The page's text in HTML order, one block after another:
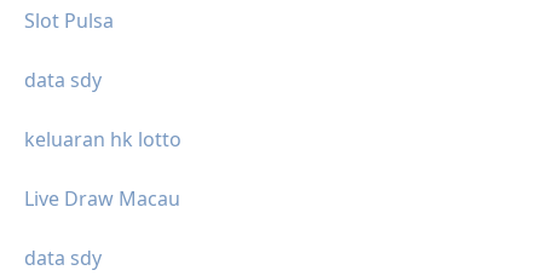
Slot Pulsa
data sdy
keluaran hk lotto
Live Draw Macau
data sdy